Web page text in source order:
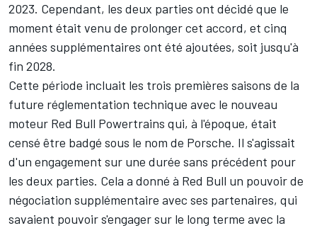
2023. Cependant, les deux parties ont décidé que le
moment était venu de prolonger cet accord, et cinq
années supplémentaires ont été ajoutées, soit jusqu'à
fin 2028.
Cette période incluait les trois premières saisons de la
future réglementation technique avec le nouveau
moteur Red Bull Powertrains qui, à l'époque, était
censé être badgé sous le nom de Porsche. Il s'agissait
d'un engagement sur une durée sans précédent pour
les deux parties. Cela a donné à Red Bull un pouvoir de
négociation supplémentaire avec ses partenaires, qui
savaient pouvoir s'engager sur le long terme avec la